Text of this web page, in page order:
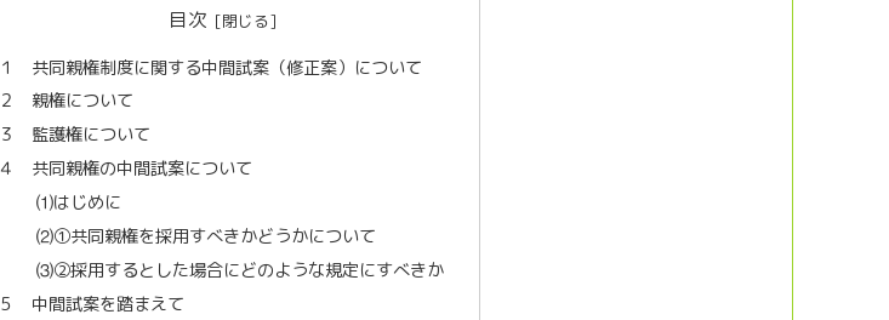
目次
１ 共同親権制度に関する中間試案（修正案）について
２ 親権について
３ 監護権について
４ 共同親権の中間試案について
⑴はじめに
⑵①共同親権を採用すべきかどうかについて
⑶②採用するとした場合にどのような規定にすべきか
５ 中間試案を踏まえて